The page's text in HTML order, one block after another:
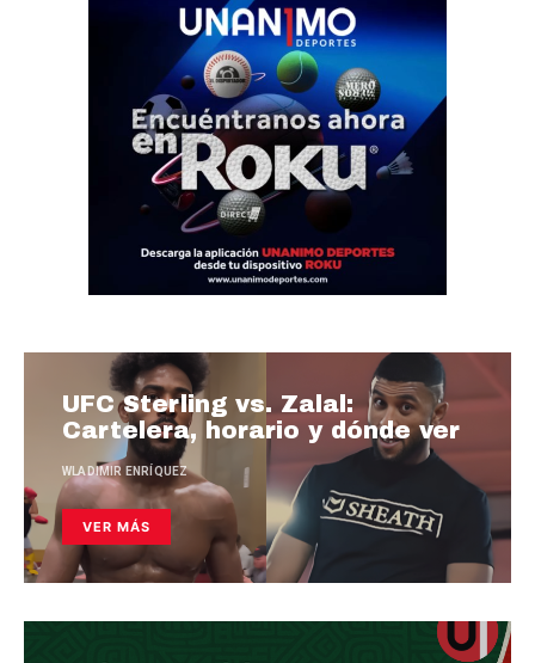
UFC Sterling vs. Zalal:
Cartelera, horario y dónde ver
WLADIMIR ENRÍQUEZ
VER MÁS